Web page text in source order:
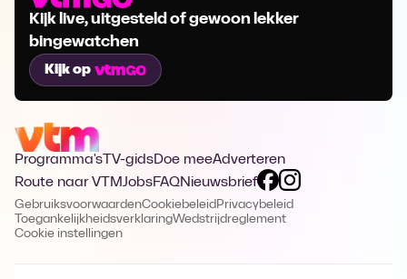
Kijk live, uitgesteld of gewoon lekker
bingewatchen
Kijk op
Programma's TV-gidsDoe meeAdverteren
Route naar VTMJobsFAQNieuwsbrief
GebruiksvoorwaardenCookiebeleid Privacybeleid
ToegankelijkheidsverklaringWedstrijdreglement
Cookie instellingen